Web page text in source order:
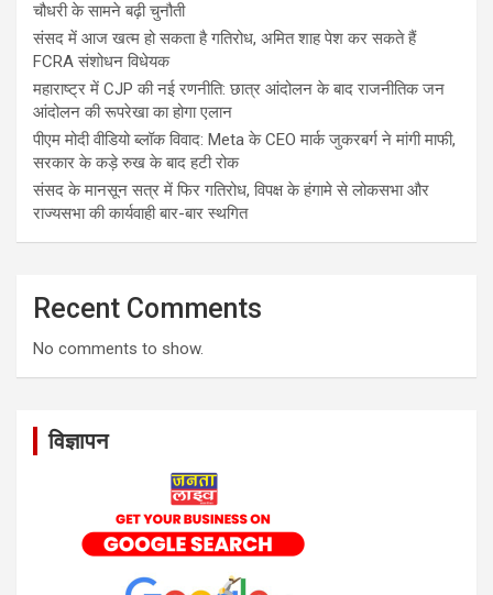
चौधरी के सामने बढ़ी चुनौती
संसद में आज खत्म हो सकता है गतिरोध, अमित शाह पेश कर सकते हैं
FCRA संशोधन विधेयक
महाराष्ट्र में CJP की नई रणनीति: छात्र आंदोलन के बाद राजनीतिक जन
आंदोलन की रूपरेखा का होगा एलान
पीएम मोदी वीडियो ब्लॉक विवाद: Meta के CEO मार्क जुकरबर्ग ने मांगी माफी,
सरकार के कड़े रुख के बाद हटी रोक
संसद के मानसून सत्र में फिर गतिरोध, विपक्ष के हंगामे से लोकसभा और
राज्यसभा की कार्यवाही बार-बार स्थगित
Recent Comments
No comments to show.
विज्ञापन